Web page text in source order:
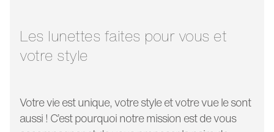
branche:
Les lunettes faites pour vous et
votre style
Votre vie est unique, votre style et votre vue le sont
aussi ! C’est pourquoi notre mission est de vous